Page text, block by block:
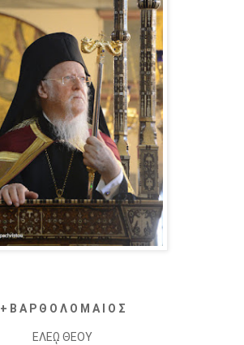
+ Β Α Ρ Θ Ο Λ Ο Μ Α Ι Ο Σ
ΕΛΕῼ ΘΕΟΥ